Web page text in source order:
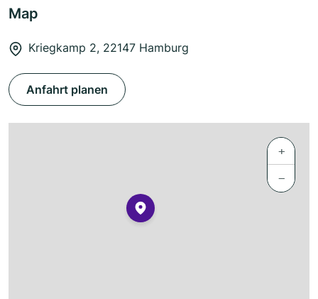
Map
Kriegkamp 2, 22147 Hamburg
Anfahrt planen
+
−